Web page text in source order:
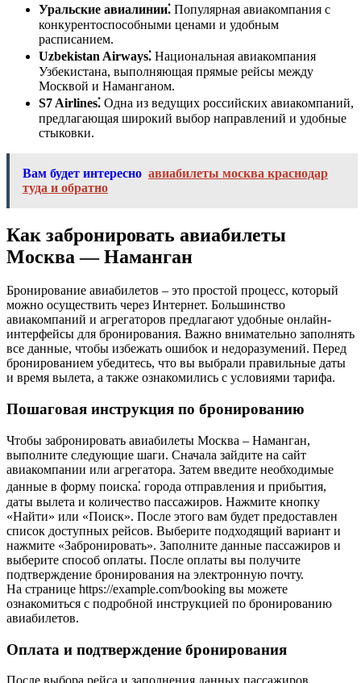
Уральские авиалинии⁚ Популярная авиакомпания с
конкурентоспособными ценами и удобным
расписанием.
Uzbekistan Airways⁚ Национальная авиакомпания
Узбекистана, выполняющая прямые рейсы между
Москвой и Наманганом.
S7 Airlines⁚ Одна из ведущих российских авиакомпаний,
предлагающая широкий выбор направлений и удобные
стыковки.
Вам будет интересно авиабилеты москва краснодар
туда и обратно
Как забронировать авиабилеты
Москва ― Наманган
Бронирование авиабилетов – это простой процесс, который
можно осуществить через Интернет. Большинство
авиакомпаний и агрегаторов предлагают удобные онлайн-
интерфейсы для бронирования. Важно внимательно заполнять
все данные, чтобы избежать ошибок и недоразумений. Перед
бронированием убедитесь, что вы выбрали правильные даты
и время вылета, а также ознакомились с условиями тарифа.
Пошаговая инструкция по бронированию
Чтобы забронировать авиабилеты Москва – Наманган,
выполните следующие шаги. Сначала зайдите на сайт
авиакомпании или агрегатора. Затем введите необходимые
данные в форму поиска⁚ города отправления и прибытия,
даты вылета и количество пассажиров. Нажмите кнопку
«Найти» или «Поиск». После этого вам будет предоставлен
список доступных рейсов. Выберите подходящий вариант и
нажмите «Забронировать». Заполните данные пассажиров и
выберите способ оплаты. После оплаты вы получите
подтверждение бронирования на электронную почту.
На странице https://example.com/booking вы можете
ознакомиться с подробной инструкцией по бронированию
авиабилетов.
Оплата и подтверждение бронирования